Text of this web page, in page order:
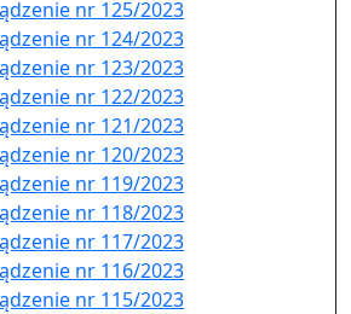
nr 125/2023
nr 124/2023
nr 123/2023
nr 122/2023
nr 121/2023
nr 120/2023
nr 119/2023
nr 118/2023
nr 117/2023
nr 116/2023
nr 115/2023